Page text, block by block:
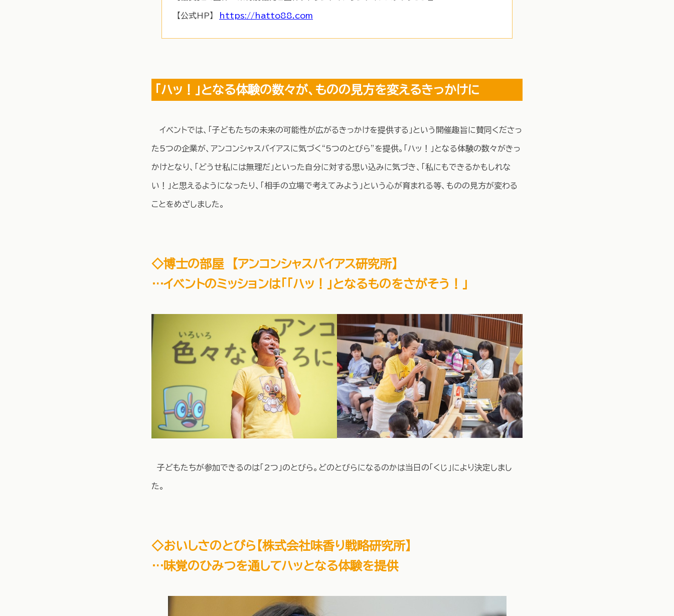
【公式HP】 https://hatto88.com
「ハッ！」となる体験の数々が、ものの見方を変えるきっかけに
イベントでは、「子どもたちの未来の可能性が広がるきっかけを提供する」という開催趣旨に賛同くださっ
た5つの企業が、アンコンシャスバイアスに気づく“5つのとびら”を提供。「ハッ！」となる体験の数々がきっ
かけとなり、「どうせ私には無理だ」といった自分に対する思い込みに気づき、「私にもできるかもしれな
い！」と思えるようになったり、「相手の立場で考えてみよう」という心が育まれる等、ものの見方が変わる
ことをめざしました。
◇博士の部屋
【アンコンシャスバイアス研究所】
…イベントのミッションは「「ハッ！」となるものをさがそう！」
子どもたちが参加できるのは「2つ」のとびら。どのとびらになるのかは当日の「くじ」により決定しまし
た。
◇おいしさのとびら 【株式会社味香り戦略研究所】
…味覚のひみつを通してハッとなる体験を提供